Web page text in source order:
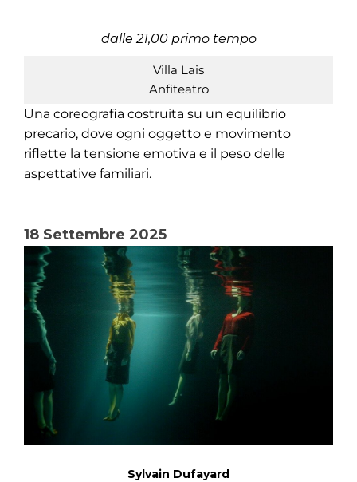
dalle 21,00 primo tempo
Villa Lais
Anfiteatro
Una coreografia costruita su un equilibrio
precario, dove ogni oggetto e movimento
riflette la tensione emotiva e il peso delle
aspettative familiari.
18 Settembre 2025
Sylvain Dufayard